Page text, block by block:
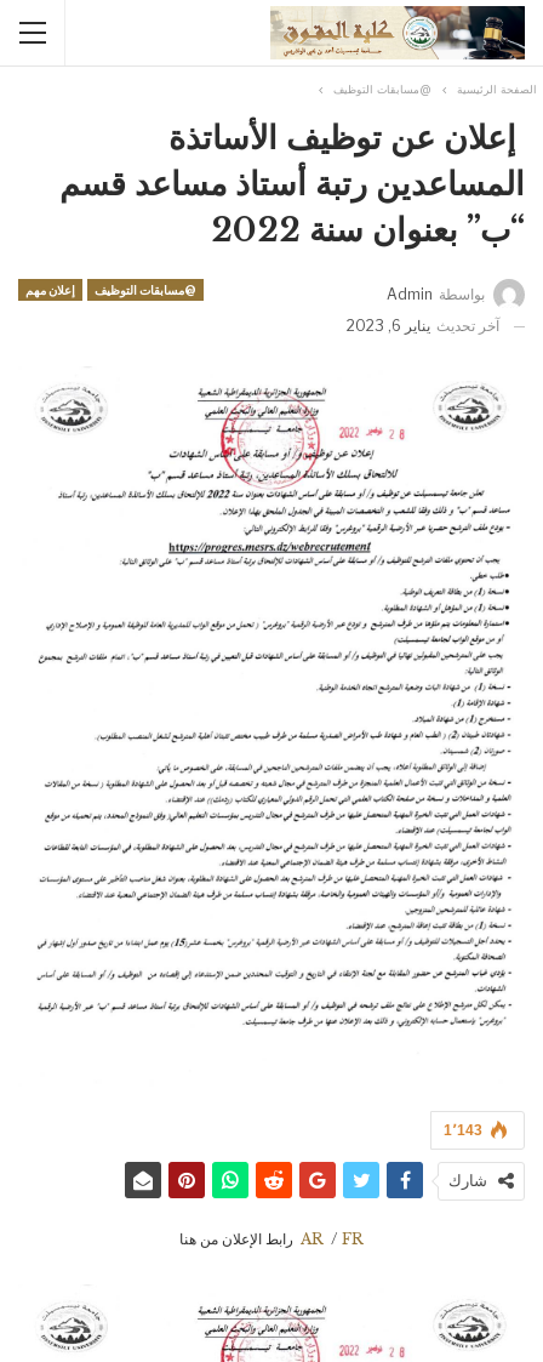
الصفحة الرئيسية @مسابقات التوظيف
إعلان عن توظيف الأساتذة
المساعدين رتبة أستاذ مساعد قسم
“ب” بعنوان سنة 2022
@مسابقات التوظيف إعلان مهم بواسطة Admin
آخر تحديث يناير 6, 2023
1٬143
شارك
AR / FR رابط الإعلان من هنا